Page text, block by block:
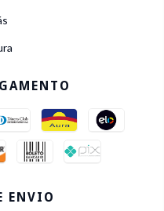
ENVIO